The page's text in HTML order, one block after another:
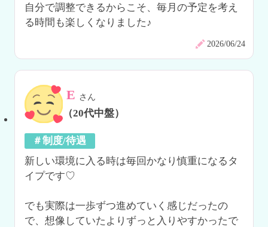
自分で調整できるからこそ、毎月の予定を考え
る時間も楽しくなりました♪
2026/06/24
E さん
（20代中盤）
＃制度/待遇
新しい環境に入る時は毎回かなり慎重になるタ
イプです♡
でも実際は一歩ずつ進めていく感じだったの
で、想像していたよりずっと入りやすかったで